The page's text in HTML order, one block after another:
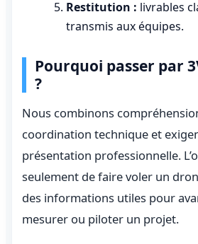
Restitution : livrables
transmis aux équipes.
Pourquoi passer par
?
Nous combinons
coordination technique et
présentation professionnelle.
seulement de faire voler un
des informations utiles pour
mesurer ou piloter un projet.